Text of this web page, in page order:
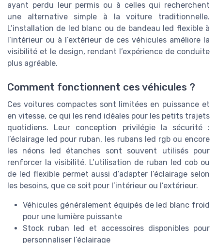
ayant perdu leur permis ou à celles qui recherchent
une alternative simple à la voiture traditionnelle.
L’installation de led blanc ou de bandeau led flexible à
l’intérieur ou à l’extérieur de ces véhicules améliore la
visibilité et le design, rendant l’expérience de conduite
plus agréable.
Comment fonctionnent ces véhicules ?
Ces voitures compactes sont limitées en puissance et
en vitesse, ce qui les rend idéales pour les petits trajets
quotidiens. Leur conception privilégie la sécurité :
l’éclairage led pour ruban, les rubans led rgb ou encore
les néons led étanches sont souvent utilisés pour
renforcer la visibilité. L’utilisation de ruban led cob ou
de led flexible permet aussi d’adapter l’éclairage selon
les besoins, que ce soit pour l’intérieur ou l’extérieur.
Véhicules généralement équipés de led blanc froid
pour une lumière puissante
Stock ruban led et accessoires disponibles pour
personnaliser l’éclairage